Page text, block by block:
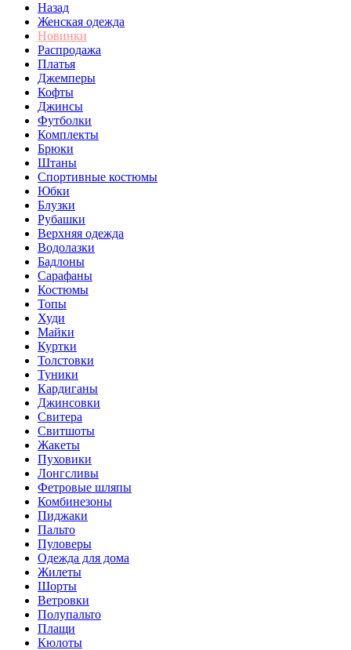
Назад
Женская одежда
Новинки
Распродажа
Платья
Джемперы
Кофты
Джинсы
Футболки
Комплекты
Брюки
Штаны
Спортивные костюмы
Юбки
Блузки
Рубашки
Верхняя одежда
Водолазки
Бадлоны
Сарафаны
Костюмы
Топы
Худи
Майки
Куртки
Толстовки
Туники
Кардиганы
Джинсовки
Свитера
Свитшоты
Жакеты
Пуховики
Лонгсливы
Фетровые шляпы
Комбинезоны
Пиджаки
Пальто
Пуловеры
Одежда для дома
Жилеты
Шорты
Ветровки
Полупальто
Плащи
Кюлоты